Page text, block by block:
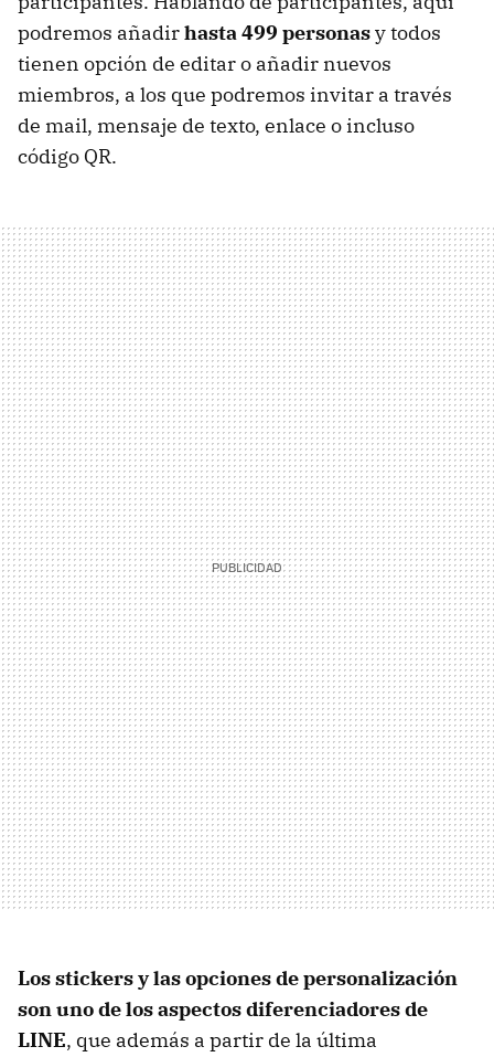
podremos añadirhasta 499 personasy todos
tienen opción de editar o añadir nuevos
miembros, a los que podremos invitar a través
de mail, mensaje de texto, enlace o incluso
código QR.
Los stickers y las opciones de personalización
son uno de los aspectos diferenciadores de
LINE, que además a partir de la última